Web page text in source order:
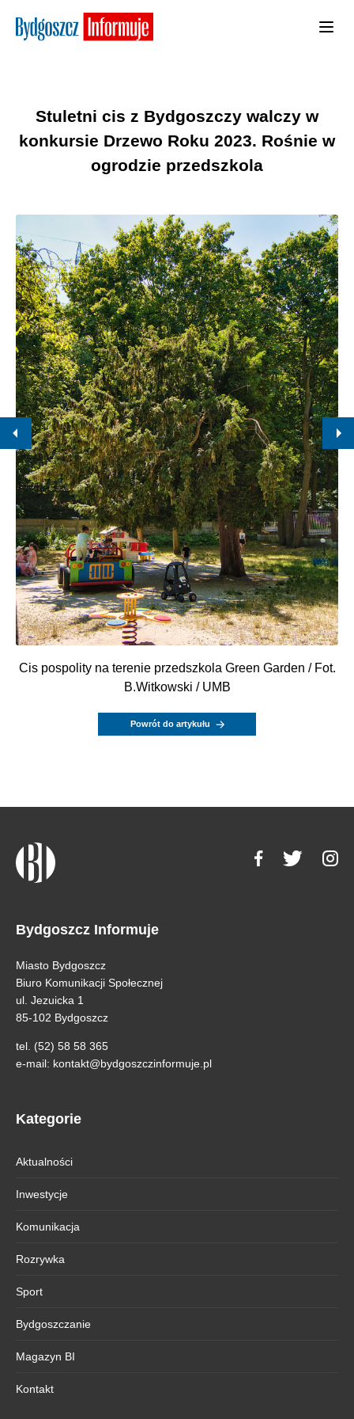
Stuletni cis z Bydgoszczy walczy w
konkursie Drzewo Roku 2023. Rośnie w
ogrodzie przedszkola
Cis pospolity na terenie przedszkola Green Garden / Fot.
B.Witkowski / UMB
Powrót do artykułu
Bydgoszcz Informuje
Miasto Bydgoszcz
Biuro Komunikacji Społecznej
ul. Jezuicka 1
85-102 Bydgoszcz
tel. (52) 58 58 365
e-mail: kontakt@bydgoszczinformuje.pl
Kategorie
Aktualności
Inwestycje
Komunikacja
Rozrywka
Sport
Bydgoszczanie
Magazyn BI
Kontakt